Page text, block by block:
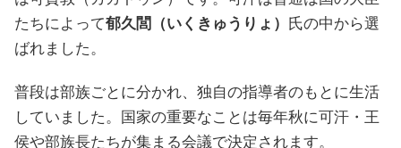
たちによって郁久閭（いくきゅうりょ） 氏の中から選
ばれました。
普段は部族ごとに分かれ、独自の指導者のもとに生活
していました。国家の重要なことは毎年秋に可汗・王
侯や部族長たちが集まる会議で決定されます。